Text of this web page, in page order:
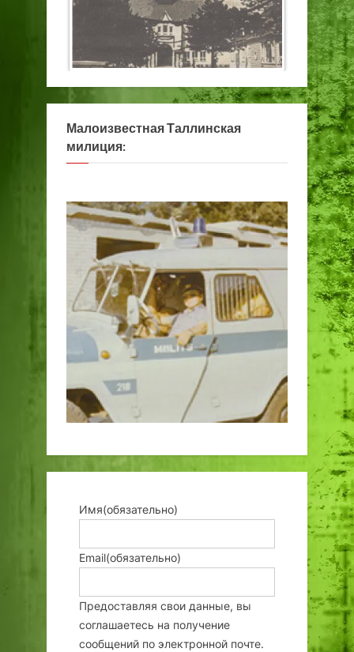
Малоизвестная Таллинская
милиция:
Имя(обязательно)
Email(обязательно)
Предоставляя свои данные, вы
соглашаетесь на получение
сообщений по электронной почте.